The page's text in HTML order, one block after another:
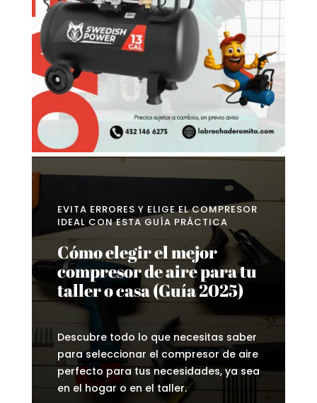
EVITA ERRORES Y ELIGE EL COMPRESOR
IDEAL CON ESTA GUÍA PRÁCTICA
Cómo elegir el mejor
compresor de aire para tu
taller o casa (Guía 2025)
Descubre todo lo que necesitas saber
para seleccionar el compresor de aire
perfecto para tus necesidades, ya sea
en el hogar o en el taller.